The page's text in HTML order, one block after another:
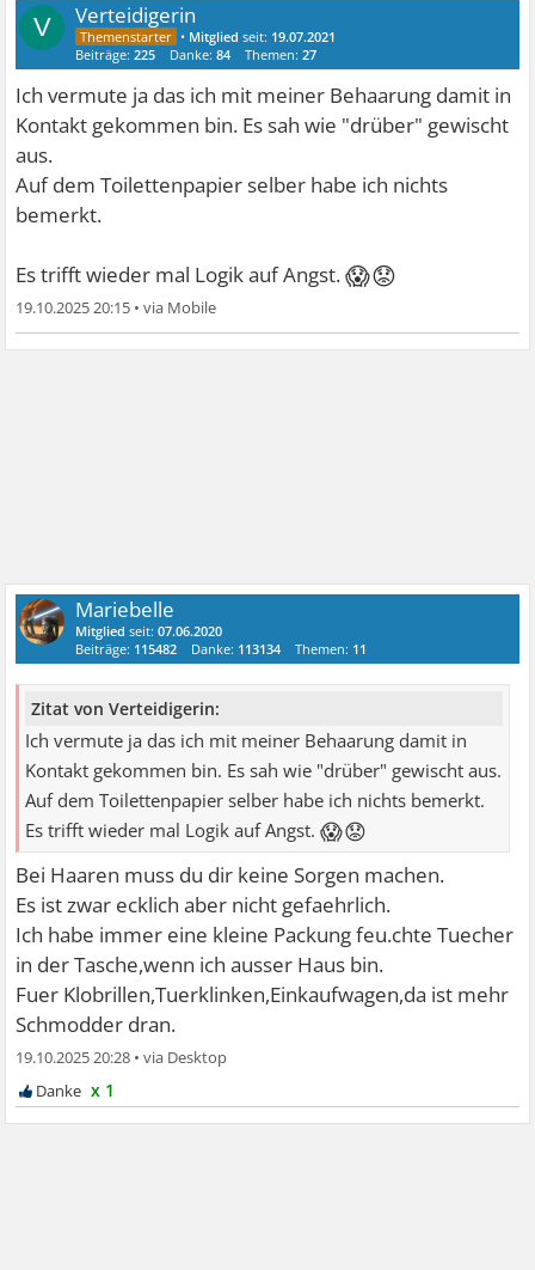
V Verteidigerin
• Mitglied seit: 19.07.2021
Beiträge:225 Danke:84 Themen:27
Ich vermute ja das ich mit meiner Behaarung damit in
Kontakt gekommen bin. Es sah wie "drüber" gewischt
aus.
Auf dem Toilettenpapier selber habe ich nichts
bemerkt.
Es trifft wieder mal Logik auf Angst.😱😟
19.10.2025 20:15 •
Mariebelle
Mitglied seit:07.06.2020
Beiträge: 115482 Danke: 113134 Themen: 11
Zitat von Verteidigerin:
Ich vermute ja das ich mit meiner Behaarung damit in
Kontakt gekommen bin. Es sah wie "drüber" gewischt aus.
Auf dem Toilettenpapier selber habe ich nichts bemerkt.
Es trifft wieder mal Logik auf Angst.😱😟
Bei Haaren muss du dir keine Sorgen machen.
Es ist zwar ecklich aber nicht gefaehrlich.
Ich habe immer eine kleine Packung feu.chte Tuecher
in der Tasche,wenn ich ausser Haus bin.
Fuer Klobrillen,Tuerklinken,Einkaufwagen,da ist mehr
Schmodder dran.
19.10.2025 20:28 •
x 1